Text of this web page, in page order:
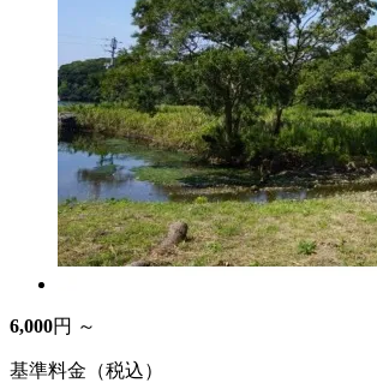
6,000円 ～
基準料金（税込）